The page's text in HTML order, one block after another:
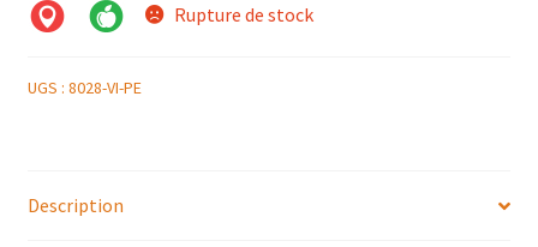
Rupture de stock
UGS : 8028-VI-PE
Description